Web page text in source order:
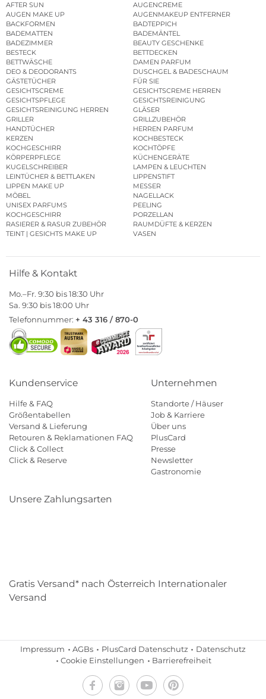
AFTER SUN
AUGENCREME
AUGEN MAKE UP
AUGENMAKEUP ENTFERNER
BACKFORMEN
BADTEPPICH
BADEMATTEN
BADEMÄNTEL
BADEZIMMER
BEAUTY GESCHENKE
BESTECK
BETTDECKEN
BETTWÄSCHE
DAMEN PARFUM
DEO & DEODORANTS
DUSCHGEL & BADESCHAUM
GÄSTETÜCHER
FÜR SIE
GESICHTSCREME
GESICHTSCREME HERREN
GESICHTSPFLEGE
GESICHTSREINIGUNG
GESICHTSREINIGUNG HERREN
GLÄSER
GRILLER
GRILLZUBEHÖR
HANDTÜCHER
HERREN PARFUM
KERZEN
KOCHBESTECK
KOCHGESCHIRR
KOCHTÖPFE
KÖRPERPFLEGE
KÜCHENGERÄTE
KUGELSCHREIBER
LAMPEN & LEUCHTEN
LEINTÜCHER & BETTLAKEN
LIPPENSTIFT
LIPPEN MAKE UP
MESSER
MÖBEL
NAGELLACK
UNISEX PARFUMS
PEELING
KOCHGESCHIRR
PORZELLAN
RASIERER & RASUR ZUBEHÖR
RAUMDÜFTE & KERZEN
TEINT | GESICHTS MAKE UP
VASEN
Hilfe & Kontakt
Mo.–Fr. 9:30 bis 18:30 Uhr
Sa. 9:30 bis 18:00 Uhr
Telefonnummer: + 43 316 / 870-0
Kundenservice
Hilfe & FAQ
Größentabellen
Versand & Lieferung
Retouren & Reklamationen FAQ
Click & Collect
Click & Reserve
Unternehmen
Standorte / Häuser
Job & Karriere
Über uns
PlusCard
Presse
Newsletter
Gastronomie
Unsere Zahlungsarten
Gratis Versand* nach Österreich Internationaler
Versand
Impressum AGBs PlusCard Datenschutz
Datenschutz
Cookie Einstellungen
Barrierefreiheit